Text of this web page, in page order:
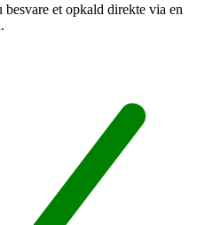
et opkald direkte via en